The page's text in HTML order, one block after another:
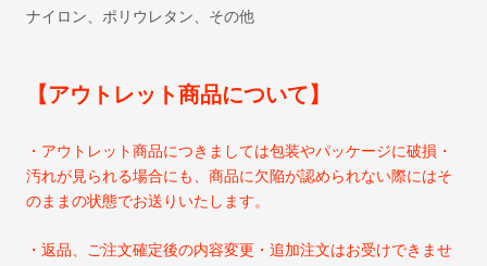
ナイロン、ポリウレタン、その他
【アウトレット商品について】
・アウトレット商品につきましては包装やパッケージに破損・
汚れが見られる場合にも、商品に欠陥が認められない際にはそ
のままの状態でお送りいたします。
・返品、ご注文確定後の内容変更・追加注文はお受けできませ